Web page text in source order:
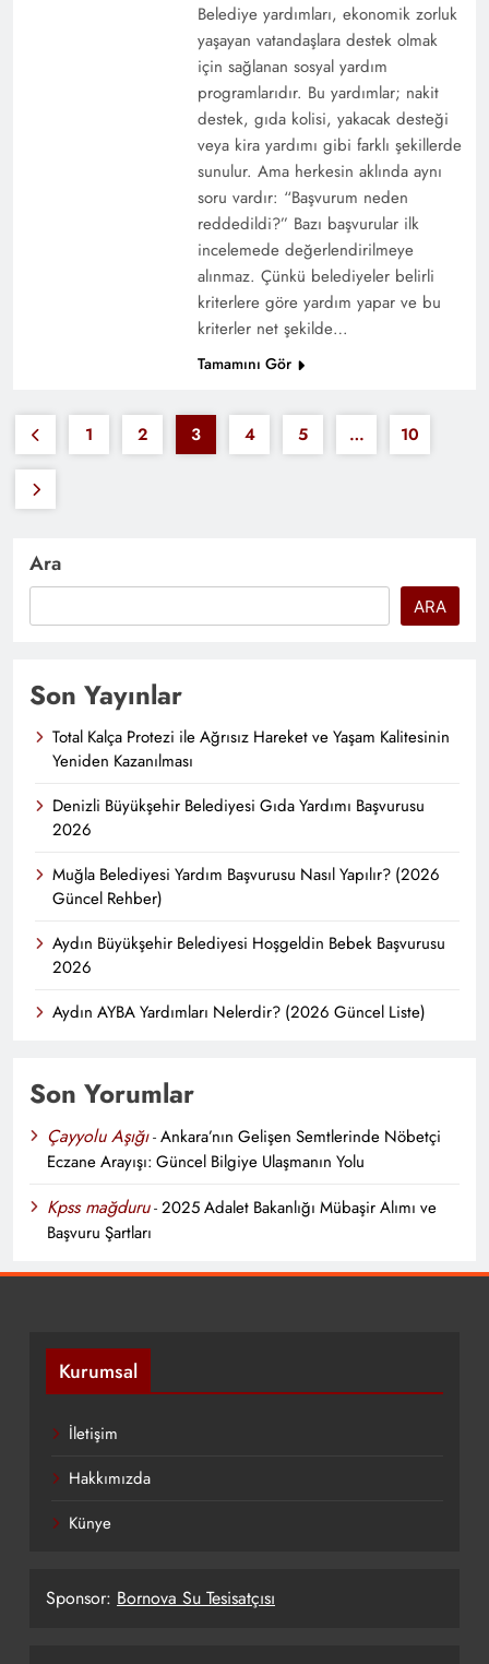
Belediye yardımları, ekonomik zorluk
yaşayan vatandaşlara destek olmak
için sağlanan sosyal yardım
programlarıdır. Bu yardımlar; nakit
destek, gıda kolisi, yakacak desteği
veya kira yardımı gibi farklı şekillerde
sunulur. Ama herkesin aklında aynı
soru vardır: “Başvurum neden
reddedildi?” Bazı başvurular ilk
incelemede değerlendirilmeye
alınmaz. Çünkü belediyeler belirli
kriterlere göre yardım yapar ve bu
kriterler net şekilde…
Tamamını Gör
1 2 3 4 5 … 10
Ara
ARA
Son Yayınlar
Total Kalça Protezi ile Ağrısız Hareket ve Yaşam Kalitesinin
Yeniden Kazanılması
Denizli Büyükşehir Belediyesi Gıda Yardımı Başvurusu
2026
Muğla Belediyesi Yardım Başvurusu Nasıl Yapılır? (2026
Güncel Rehber)
Aydın Büyükşehir Belediyesi Hoşgeldin Bebek Başvurusu
2026
Aydın AYBA Yardımları Nelerdir? (2026 Güncel Liste)
Son Yorumlar
Çayyolu Aşığı-Ankara’nın Gelişen Semtlerinde Nöbetçi
Eczane Arayışı: Güncel Bilgiye Ulaşmanın Yolu
Kpss mağduru-2025 Adalet Bakanlığı Mübaşir Alımı ve
Başvuru Şartları
Kurumsal
İletişim
Hakkımızda
Künye
Sponsor: Bornova Su Tesisatçısı